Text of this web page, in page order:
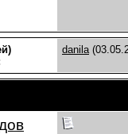
danila